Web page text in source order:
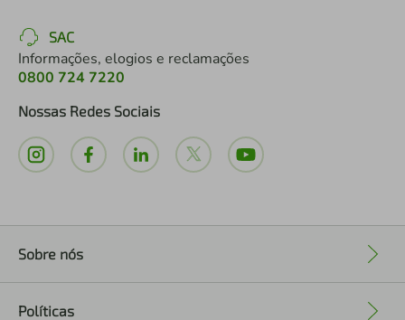
SAC
Informações, elogios e reclamações
0800 724 7220
Nossas Redes Sociais
Sobre nós
Políticas